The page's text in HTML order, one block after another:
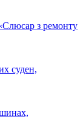
з ремонту
суден,